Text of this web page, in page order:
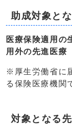
助成対象と
医療保険適用の
用外の先進医療
※厚生労働省に
る保険医療機関
対象となる